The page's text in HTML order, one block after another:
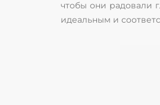
чтобы они радовали
идеальным и